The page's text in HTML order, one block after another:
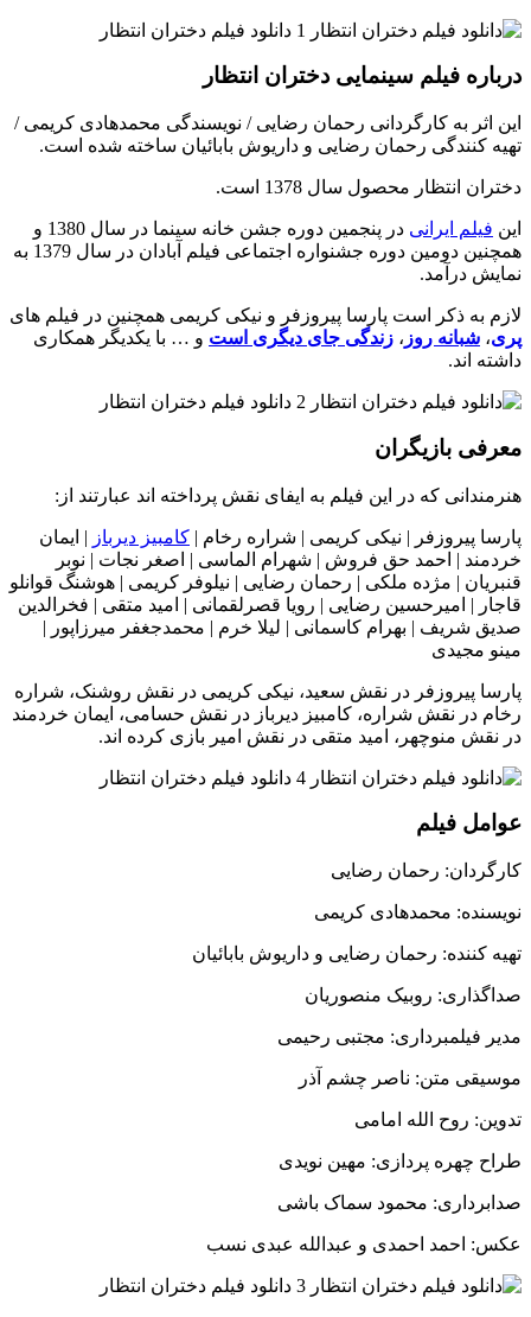
درباره فیلم سینمایی دختران انتظار
این اثر به کارگردانی رحمان رضایی / نویسندگی محمدهادی کریمی /
تهیه کنندگی رحمان رضایی و داریوش بابائیان ساخته شده است.
دختران انتظار محصول سال 1378 است.
این فیلم ایرانی
در پنجمین دوره جشن خانه سینما در سال 1380 و
همچنین دومین دوره جشنواره اجتماعی فیلم آبادان در سال 1379 به
نمایش درآمد.
لازم به ذکر است پارسا پیروزفر و نیکی کریمی همچنین در فیلم های
پری، شبانه روز ، زندگی جای دیگری است و … با یکدیگر همکاری
داشته اند.
معرفی بازیگران
هنرمندانی که در این فیلم به ایفای نقش پرداخته اند عبارتند از:
پارسا پیروزفر | نیکی کریمی | شراره رخام | کامبیز دیرباز | ایمان
خردمند | احمد حق فروش | شهرام الماسی | اصغر نجات | نوبر
قنبریان | مژده ملکی | رحمان رضایی | نیلوفر کریمی | هوشنگ قوانلو
قاجار | امیرحسین رضایی | رویا قصرلقمانی | امید متقی | فخرالدین
صدیق شریف | بهرام کاسمانی | لیلا خرم | محمدجغفر میرزاپور |
مینو مجیدی
پارسا پیروزفر در نقش سعید، نیکی کریمی در نقش روشنک، شراره
رخام در نقش شراره، کامبیز دیرباز در نقش حسامی، ایمان خردمند
در نقش منوچهر، امید متقی در نقش امیر بازی کرده اند.
عوامل فیلم
کارگردان: رحمان رضایی
نویسنده: محمدهادی کریمی
تهیه کننده: رحمان رضایی و داریوش بابائیان
صداگذاری: روبیک منصوریان
مدیر فیلمبرداری: مجتبی رحیمی
موسیقی متن: ناصر چشم آذر
تدوین: روح الله امامی
طراح چهره پردازی: مهین نویدی
صدابرداری: محمود سماک باشی
عکس: احمد احمدی و عبدالله عبدی نسب